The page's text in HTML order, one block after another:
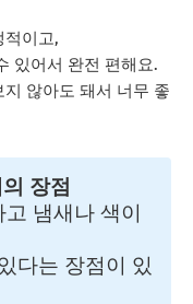
적이고,
있어서 완전 편해요.
않아도 돼서 너무 좋
장점
냄새나 색이
다는 장점이 있